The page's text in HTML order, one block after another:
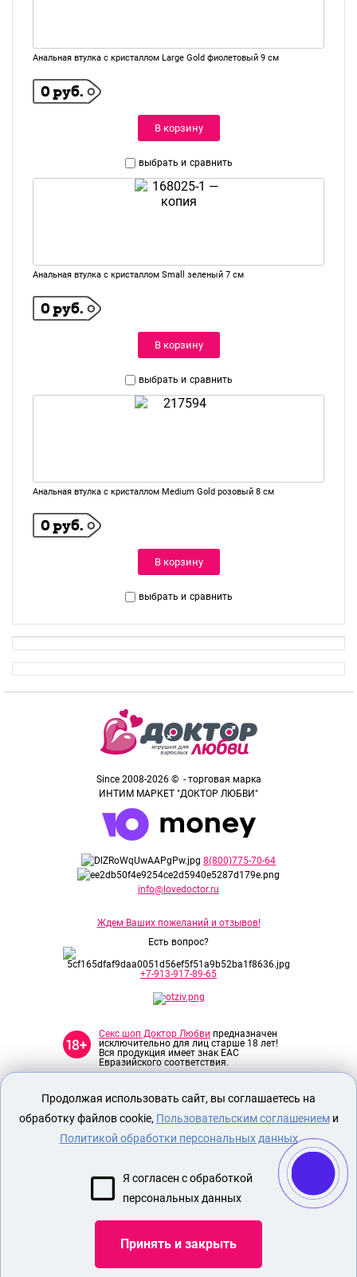
Анальная втулка с кристаллом Large Gold фиолетовый 9 см
0 руб.
В корзину
выбрать и сравнить
Анальная втулка с кристаллом Small зеленый 7 см
0 руб.
В корзину
выбрать и сравнить
Анальная втулка с кристаллом Medium Gold розовый 8 см
0 руб.
В корзину
выбрать и сравнить
Since 2008-2026 © - торговая марка
ИНТИМ МАРКЕТ "ДОКТОР ЛЮБВИ"
8(800)775-70-64
info@lovedoctor.ru
Ждем Ваших пожеланий и отзывов!
Есть вопрос?
+7-913-917-89-65
Секс шоп Доктор Любви предназначен
исключительно для лиц старше 18 лет!
Вся продукция имеет знак EAC
Евразийского соответствия.
О МАГАЗИНЕ
ОПЛАТА И ДОСТАВКА
СЕКС ИГРУШКИ
БДСМ ИГРУШКИ
НАСАДКА УТОЛЩАЮЩАЯ ПЕНИС
Продолжая использовать сайт, вы соглашаетесь на
обработку файлов cookie, Пользовательским соглашениеми
Политикой обработки персональных данных
Я согласен с обработкой
персональных данных
Принять и закрыть